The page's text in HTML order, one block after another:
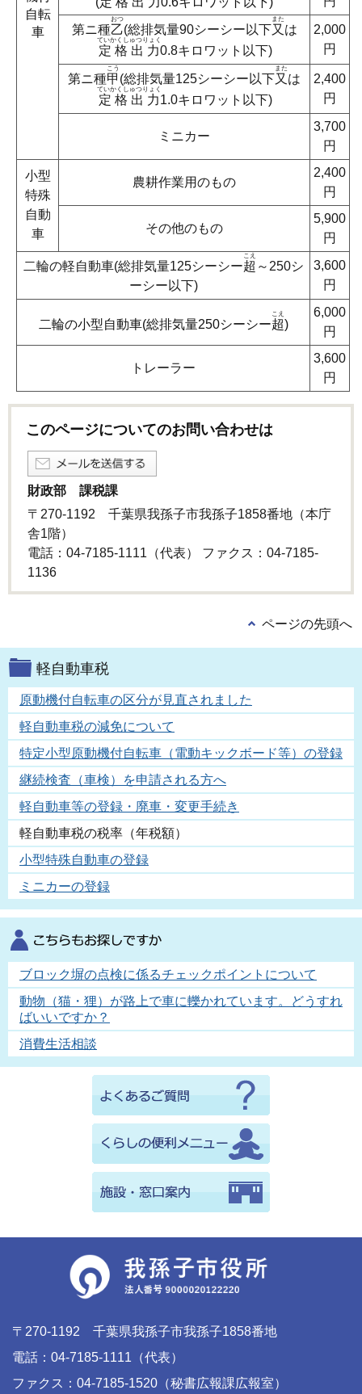
自転
車
第ニ種乙
おつ
(総排気量90シーシー以下又
また
は
定格出力
ていかくしゅつりょく
0.8キロワット以下)
2,000
円
第ニ種甲
こう
(総排気量125シーシー以下又
また
は
定格出力
ていかくしゅつりょく
1.0キロワット以下)
2,400
円
ミニカー
3,700
円
小型
特殊
自動
車
農耕作業用のもの
2,400
円
その他のもの
5,900
円
二輪の軽自動車(総排気量125シーシー超
こえ
～250シ
ーシー以下)
3,600
円
二輪の小型自動車(総排気量250シーシー超
こえ
)
6,000
円
トレーラー
3,600
円
このページについてのお問い合わせは
財政部 課税課
〒270-1192 千葉県我孫子市我孫子1858番地（本庁
舎1階）
電話：04-7185-1111（代表） ファクス：04-7185-
1136
ページの先頭へ
軽自動車税
原動機付自転車の区分が見直されました
軽自動車税の減免について
特定小型原動機付自転車（電動キックボード等）の登録
継続検査（車検）を申請される方へ
軽自動車等の登録・廃車・変更手続き
軽自動車税の税率（年税額）
小型特殊自動車の登録
ミニカーの登録
ブロック塀の点検に係るチェックポイントについて
動物（猫・狸）が路上で車に轢かれています。どうすれ
ばいいですか？
消費生活相談
〒270-1192 千葉県我孫子市我孫子1858番地
電話：04-7185-1111（代表）
ファクス：04-7185-1520（秘書広報課広報室）